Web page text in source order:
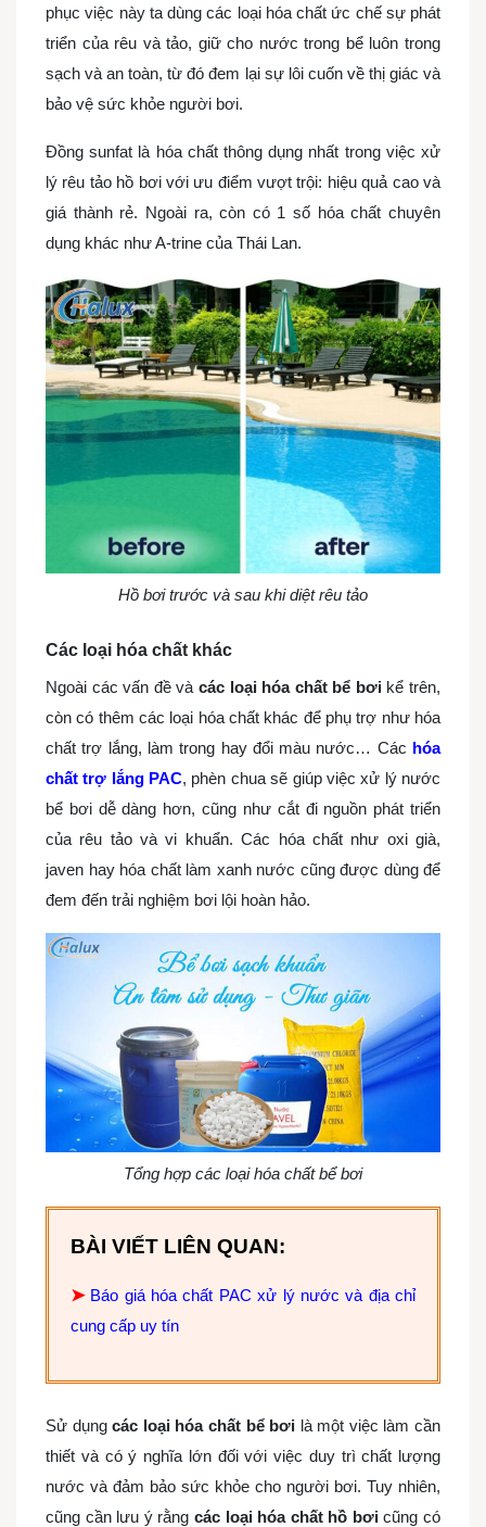
phục việc này ta dùng các loại hóa chất ức chế sự phát
triển của rêu và tảo, giữ cho nước trong bể luôn trong
sạch và an toàn, từ đó đem lại sự lôi cuốn về thị giác và
bảo vệ sức khỏe người bơi.
Đồng sunfat là hóa chất thông dụng nhất trong việc xử
lý rêu tảo hồ bơi với ưu điểm vượt trội: hiệu quả cao và
giá thành rẻ. Ngoài ra, còn có 1 số hóa chất chuyên
dụng khác như A-trine của Thái Lan.
Hồ bơi trước và sau khi diệt rêu tảo
Các loại hóa chất khác
Ngoài các vấn đề và các loại hóa chất bể bơikể trên,
còn có thêm các loại hóa chất khác để phụ trợ như hóa
chất trợ lắng, làm trong hay đổi màu nước… Các hóa
chất trợ lắng PAC, phèn chua sẽ giúp việcxử lý nước
bể bơi dễ dàng hơn, cũng như cắt đi nguồn phát triển
của rêu tảo và vi khuẩn. Các hóa chất như oxi già,
javen hay hóa chất làm xanh nước cũng được dùng để
đem đến trải nghiệm bơi lội hoàn hảo.
Tổng hợp các loại hóa chất bể bơi
BÀI VIẾT LIÊN QUAN:
➤ Báo giá hóa chất PAC xử lý nước và địa chỉ
cung cấp uy tín
Sử dụngcác loại hóa chất bể bơi là một việc làm cần
thiết và có ý nghĩa lớn đối với việc duy trì chất lượng
nước và đảm bảo sức khỏe cho người bơi. Tuy nhiên,
cũng cần lưu ý rằng các loại hóa chất hồ bơicũng có